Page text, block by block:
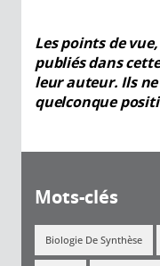
Les points de
publiés dans
leur auteur. Ils
quelconque
Mots-clés
Biologie De Synthèse